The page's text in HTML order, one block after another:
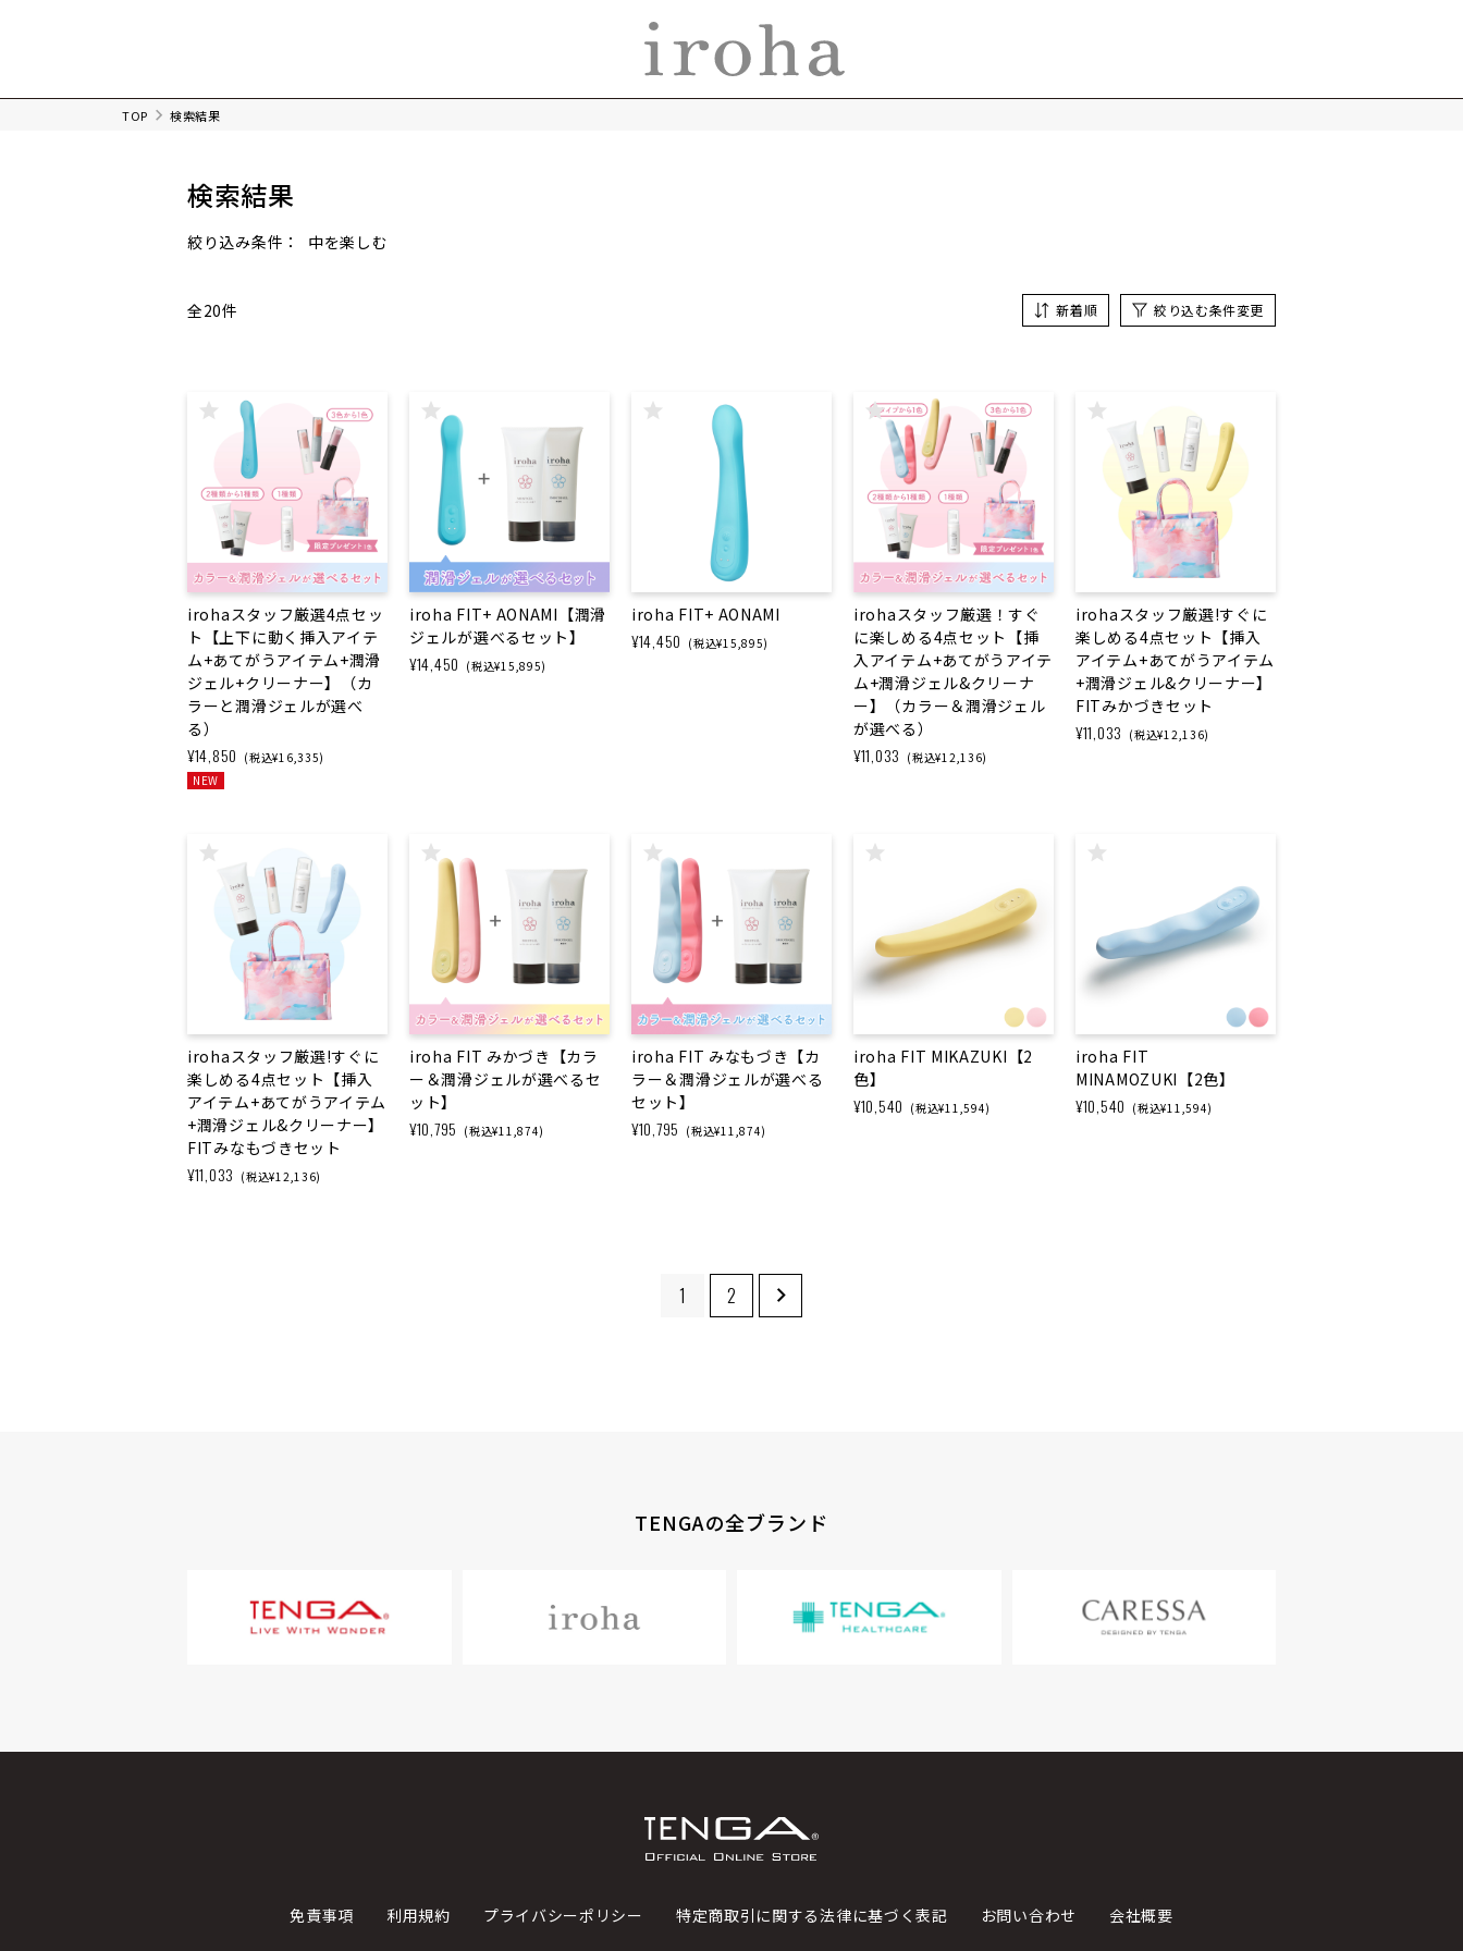
TOP 検索結果
検索結果
絞り込み条件： 中を楽しむ
全20件 新着順 絞り込む条件変更
irohaスタッフ厳選4点セッ
ト【上下に動く挿入アイテ
ム+あてがうアイテム+潤滑
ジェル+クリーナー】（カ
ラーと潤滑ジェルが選べ
る）
¥14,850 (税込¥16,335)
NEW
iroha FIT+ AONAMI【潤滑
ジェルが選べるセット】
¥14,450 (税込¥15,895)
iroha FIT+ AONAMI
¥14,450 (税込¥15,895)
irohaスタッフ厳選！すぐ
に楽しめる4点セット【挿
入アイテム+あてがうアイテ
ム+潤滑ジェル&クリーナ
ー】（カラー＆潤滑ジェル
が選べる）
¥11,033 (税込¥12,136)
irohaスタッフ厳選!すぐに
楽しめる4点セット【挿入
アイテム+あてがうアイテム
+潤滑ジェル&クリーナー】
FITみかづきセット
¥11,033 (税込¥12,136)
irohaスタッフ厳選!すぐに
楽しめる4点セット【挿入
アイテム+あてがうアイテム
+潤滑ジェル&クリーナー】
FITみなもづきセット
¥11,033 (税込¥12,136)
iroha FIT みかづき【カラ
ー＆潤滑ジェルが選べるセ
ット】
¥10,795 (税込¥11,874)
iroha FIT みなもづき【カ
ラー＆潤滑ジェルが選べる
セット】
¥10,795 (税込¥11,874)
iroha FIT MIKAZUKI【2
色】
¥10,540 (税込¥11,594)
iroha FIT
MINAMOZUKI【2色】
¥10,540 (税込¥11,594)
1 2
TENGAの全ブランド
免責事項 利用規約 プライバシーポリシー 特定商取引に関する法律に基づく表記 お問い合わせ 会社概要